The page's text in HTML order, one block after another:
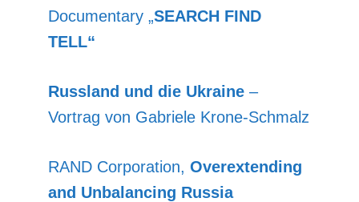
Documentary „SEARCH FIND
TELL“
Russland und die Ukraine –
Vortrag von Gabriele Krone-Schmalz
RAND Corporation, Overextending
and Unbalancing Russia